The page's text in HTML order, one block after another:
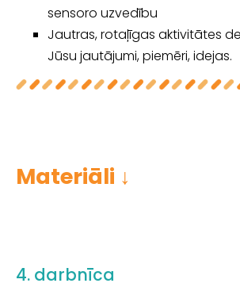
sensoro uzvedību
Jautras, rotaļīgas aktivitātes
Jūsu jautājumi, piemēri, idejas.
Materiāli ↓
4. darbnīca